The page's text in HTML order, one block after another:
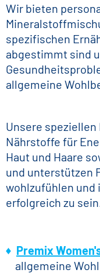
Wir bieten
spezifischen
abgestimmt sind
allgemeine
Unsere
Nährstoffe für
Haut und Haare
und unterstützen
wohlzufühlen und
erfolgreich zu
Premix
allgemeine